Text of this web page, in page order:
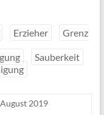
Erzieher
Grenz
Sauberkeit
2019